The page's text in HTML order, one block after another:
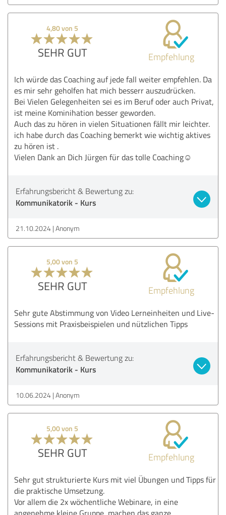
4,80 von 5
SEHR GUT Empfehlung
Ich würde das Coaching auf jede fall weiter empfehlen. Da
es mir sehr geholfen hat mich besserr auszudrücken.
Bei Vielen Gelegenheiten sei es im Beruf oder auch Privat,
ist meine Kominihation besser geworden.
Auch das zu hören in vielen Situationen fällt mir leichter.
ich habe durch das Coaching bemerkt wie wichtig aktives
zu hören ist .
Vielen Dank an Dich Jürgen für das tolle Coaching☺
Erfahrungsbericht & Bewertung zu:
Kommunikatorik - Kurs
21.10.2024 Anonym
5,00 von 5
SEHR GUT Empfehlung
Sehr gute Abstimmung von Video Lerneinheiten und Live-
Sessions mit Praxisbeispielen und nützlichen Tipps
Erfahrungsbericht & Bewertung zu:
Kommunikatorik - Kurs
10.06.2024 Anonym
5,00 von 5
SEHR GUT Empfehlung
Sehr gut strukturierte Kurs mit viel Übungen und Tipps für
die praktische Umsetzung.
Vor allem die 2x wöchentliche Webinare, in eine